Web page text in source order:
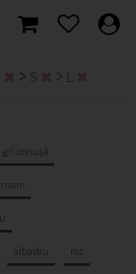
> S > L
gri cenușă
albastru
roz